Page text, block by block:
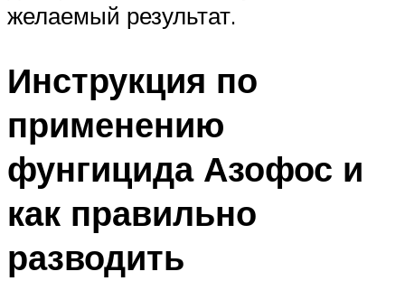
желаемый результат.
Инструкция по
применению
фунгицида Азофос и
как правильно
разводить